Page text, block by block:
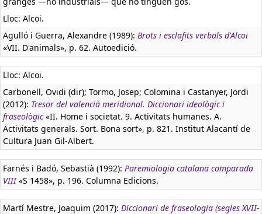
Lloc: Alcoi.
Agulló i Guerra, Alexandre (1989): Brots i esclafits verbals d'Alcoi
«VII. D'animals», p. 62. Autoedició.
Lloc: Alcoi.
Carbonell, Ovidi (dir); Tormo, Josep; Colomina i Castanyer, Jordi
(2012): Tresor del valencià meridional. Diccionari ideològic i
fraseològic«II. Home i societat. 9. Activitats humanes. A.
Activitats generals. Sort. Bona sort», p. 821. Institut Alacantí de
Cultura Juan Gil-Albert.
Farnés i Badó, Sebastià (1992): Paremiologia catalana comparada
VIII«S 1458», p. 196. Columna Edicions.
Martí Mestre, Joaquim (2017): Diccionari de fraseologia (segles XVII-